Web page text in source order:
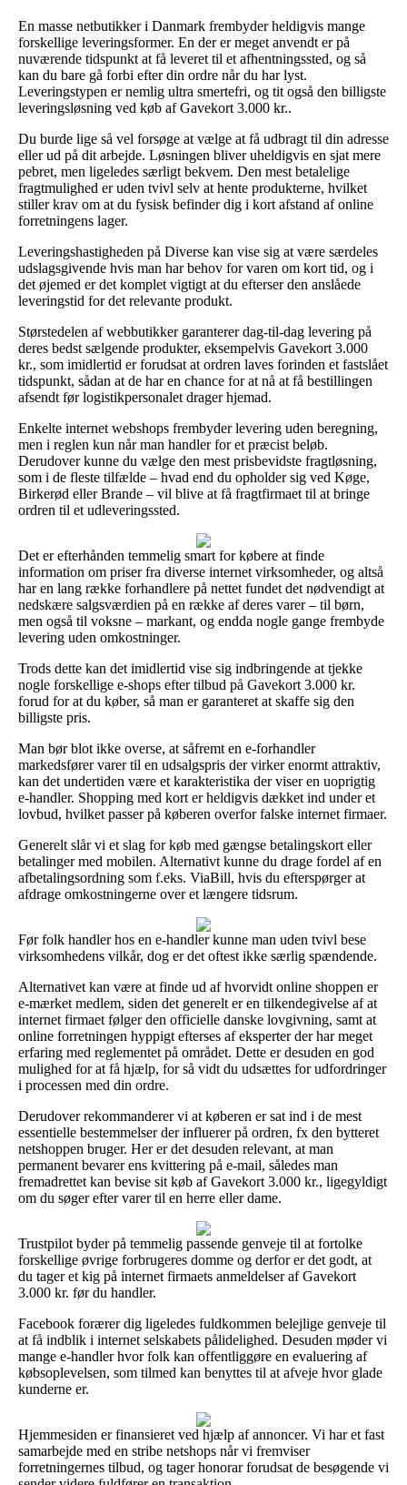
En masse netbutikker i Danmark frembyder heldigvis mange
forskellige leveringsformer. En der er meget anvendt er på
nuværende tidspunkt at få leveret til et afhentningssted, og så
kan du bare gå forbi efter din ordre når du har lyst.
Leveringstypen er nemlig ultra smertefri, og tit også den billigste
leveringsløsning ved køb af Gavekort 3.000 kr..
Du burde lige så vel forsøge at vælge at få udbragt til din adresse
eller ud på dit arbejde. Løsningen bliver uheldigvis en sjat mere
pebret, men ligeledes særligt bekvem. Den mest betalelige
fragtmulighed er uden tvivl selv at hente produkterne, hvilket
stiller krav om at du fysisk befinder dig i kort afstand af online
forretningens lager.
Leveringshastigheden på Diverse kan vise sig at være særdeles
udslagsgivende hvis man har behov for varen om kort tid, og i
det øjemed er det komplet vigtigt at du efterser den anslåede
leveringstid for det relevante produkt.
Størstedelen af webbutikker garanterer dag-til-dag levering på
deres bedst sælgende produkter, eksempelvis Gavekort 3.000
kr., som imidlertid er forudsat at ordren laves forinden et fastslået
tidspunkt, sådan at de har en chance for at nå at få bestillingen
afsendt før logistikpersonalet drager hjemad.
Enkelte internet webshops frembyder levering uden beregning,
men i reglen kun når man handler for et præcist beløb.
Derudover kunne du vælge den mest prisbevidste fragtløsning,
som i de fleste tilfælde – hvad end du opholder sig ved Køge,
Birkerød eller Brande – vil blive at få fragtfirmaet til at bringe
ordren til et udleveringssted.
Det er efterhånden temmelig smart for købere at finde
information om priser fra diverse internet virksomheder, og altså
har en lang række forhandlere på nettet fundet det nødvendigt at
nedskære salgsværdien på en række af deres varer – til børn,
men også til voksne – markant, og endda nogle gange frembyde
levering uden omkostninger.
Trods dette kan det imidlertid vise sig indbringende at tjekke
nogle forskellige e-shops efter tilbud på Gavekort 3.000 kr.
forud for at du køber, så man er garanteret at skaffe sig den
billigste pris.
Man bør blot ikke overse, at såfremt en e-forhandler
markedsfører varer til en udsalgspris der virker enormt attraktiv,
kan det undertiden være et karakteristika der viser en uoprigtig
e-handler. Shopping med kort er heldigvis dækket ind under et
lovbud, hvilket passer på køberen overfor falske internet firmaer.
Generelt slår vi et slag for køb med gængse betalingskort eller
betalinger med mobilen. Alternativt kunne du drage fordel af en
afbetalingsordning som f.eks. ViaBill, hvis du efterspørger at
afdrage omkostningerne over et længere tidsrum.
Før folk handler hos en e-handler kunne man uden tvivl bese
virksomhedens vilkår, dog er det oftest ikke særlig spændende.
Alternativet kan være at finde ud af hvorvidt online shoppen er
e-mærket medlem, siden det generelt er en tilkendegivelse af at
internet firmaet følger den officielle danske lovgivning, samt at
online forretningen hyppigt efterses af eksperter der har meget
erfaring med reglementet på området. Dette er desuden en god
mulighed for at få hjælp, for så vidt du udsættes for udfordringer
i processen med din ordre.
Derudover rekommanderer vi at køberen er sat ind i de mest
essentielle bestemmelser der influerer på ordren, fx den bytteret
netshoppen bruger. Her er det desuden relevant, at man
permanent bevarer ens kvittering på e-mail, således man
fremadrettet kan bevise sit køb af Gavekort 3.000 kr., ligegyldigt
om du søger efter varer til en herre eller dame.
Trustpilot byder på temmelig passende genveje til at fortolke
forskellige øvrige forbrugeres domme og derfor er det godt, at
du tager et kig på internet firmaets anmeldelser af Gavekort
3.000 kr. før du handler.
Facebook forærer dig ligeledes fuldkommen belejlige genveje til
at få indblik i internet selskabets pålidelighed. Desuden møder vi
mange e-handler hvor folk kan offentliggøre en evaluering af
købsoplevelsen, som tilmed kan benyttes til at afveje hvor glade
kunderne er.
Hjemmesiden er finansieret ved hjælp af annoncer. Vi har et fast
samarbejde med en stribe netshops når vi fremviser
forretningernes tilbud, og tager honorar forudsat de besøgende vi